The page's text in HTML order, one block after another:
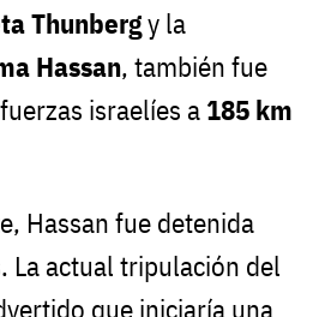
Thunbergy la
Hassan, también fue
israelíes a 185 km
Hassan fue detenida
La actual tripulación del
que iniciaría una